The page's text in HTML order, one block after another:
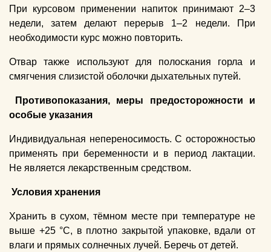
При курсовом применении напиток принимают 2–3
недели, затем делают перерыв 1–2 недели. При
необходимости курс можно повторить.
Отвар также используют для полоскания горла и
смягчения слизистой оболочки дыхательных путей.
Противопоказания, меры предосторожности и
особые указания
Индивидуальная непереносимость. С осторожностью
применять при беременности и в период лактации.
Не является лекарственным средством.
Условия хранения
Хранить в сухом, тёмном месте при температуре не
выше +25 °C, в плотно закрытой упаковке, вдали от
влаги и прямых солнечных лучей. Беречь от детей.